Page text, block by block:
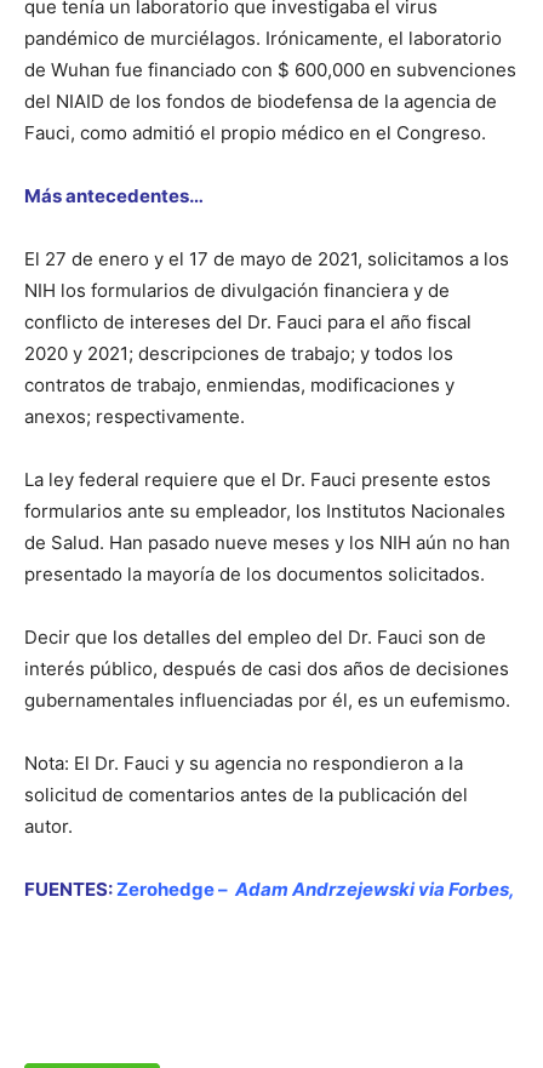
que tenía un laboratorio que investigaba el virus
pandémico de murciélagos. Irónicamente, el laboratorio
de Wuhan fue financiado con $ 600,000 en subvenciones
del NIAID de los fondos de biodefensa de la agencia de
Fauci, como admitió el propio médico en el Congreso.
Más antecedentes…
El 27 de enero y el 17 de mayo de 2021, solicitamos a los
NIH los formularios de divulgación financiera y de
conflicto de intereses del Dr. Fauci para el año fiscal
2020 y 2021; descripciones de trabajo; y todos los
contratos de trabajo, enmiendas, modificaciones y
anexos; respectivamente.
La ley federal requiere que el Dr. Fauci presente estos
formularios ante su empleador, los Institutos Nacionales
de Salud. Han pasado nueve meses y los NIH aún no han
presentado la mayoría de los documentos solicitados.
Decir que los detalles del empleo del Dr. Fauci son de
interés público, después de casi dos años de decisiones
gubernamentales influenciadas por él, es un eufemismo.
Nota: El Dr. Fauci y su agencia no respondieron a la
solicitud de comentarios antes de la publicación del
autor.
FUENTES:Zerohedge– Adam Andrzejewski via Forbes,